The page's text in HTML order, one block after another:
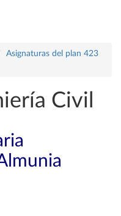
Asignaturas del plan 423
Civil